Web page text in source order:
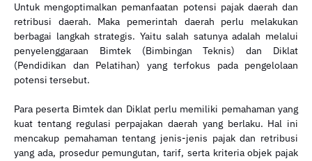
Untuk mengoptimalkan pemanfaatan potensi pajak daerah dan
retribusi daerah. Maka pemerintah daerah perlu melakukan
berbagai langkah strategis. Yaitu salah satunya adalah melalui
penyelenggaraan Bimtek (Bimbingan Teknis) dan Diklat
(Pendidikan dan Pelatihan) yang terfokus pada pengelolaan
potensi tersebut.
Para peserta Bimtek dan Diklat perlu memiliki pemahaman yang
kuat tentang regulasi perpajakan daerah yang berlaku. Hal ini
mencakup pemahaman tentang jenis-jenis pajak dan retribusi
yang ada, prosedur pemungutan, tarif, serta kriteria objek pajak